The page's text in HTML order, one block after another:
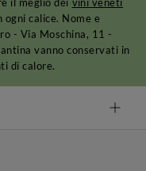
calice. Nome e
- Via Moschina, 11 -
vanno conservati in
di calore.